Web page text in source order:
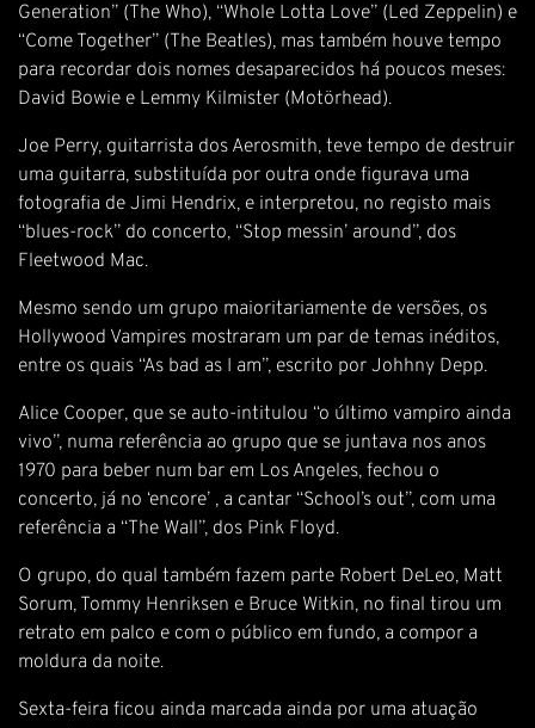
Generation” (The Who), “Whole Lotta Love” (Led Zeppelin) e
“Come Together” (The Beatles), mas também houve tempo
para recordar dois nomes desaparecidos há poucos meses:
David Bowie e Lemmy Kilmister (Motörhead).
Joe Perry, guitarrista dos Aerosmith, teve tempo de destruir
uma guitarra, substituída por outra onde figurava uma
fotografia de Jimi Hendrix, e interpretou, no registo mais
“blues-rock” do concerto, “Stop messin’ around”, dos
Fleetwood Mac.
Mesmo sendo um grupo maioritariamente de versões, os
Hollywood Vampires mostraram um par de temas inéditos,
entre os quais “As bad as I am”, escrito por Johhny Depp.
Alice Cooper, que se auto-intitulou “o último vampiro ainda
vivo”, numa referência ao grupo que se juntava nos anos
1970 para beber num bar em Los Angeles, fechou o
concerto, já no ‘encore’ , a cantar “School’s out”, com uma
referência a “The Wall”, dos Pink Floyd.
O grupo, do qual também fazem parte Robert DeLeo, Matt
Sorum, Tommy Henriksen e Bruce Witkin, no final tirou um
retrato em palco e com o público em fundo, a compor a
moldura da noite.
Sexta-feira ficou ainda marcada ainda por uma atuação